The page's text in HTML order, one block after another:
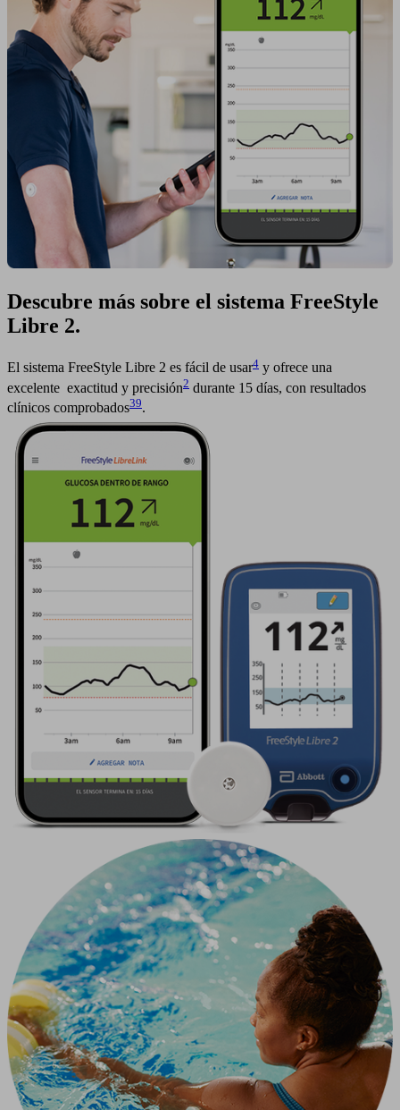
Descubre más sobre el sistema FreeStyle
Libre 2.
El sistema FreeStyle Libre 2 es fácil de usar4 y ofrece una
excelente exactitud y precisión2 durante 15 días, con resultados
clínicos comprobados39.